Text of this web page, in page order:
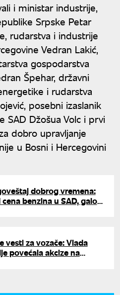
i ministar industrije,
Srpske Petar
rudarstva i industrije
Vedran Lakić,
gospodarstva
Špehar, državni
i rudarstva
posebni izaslanik
SAD Džošua Volc i prvi
dobro upravljanje
u Bosni i Hercegovini
dobrog vremena:
cena benzina u SAD, galon
vesti za vozače: Vlada
povećala akcize na